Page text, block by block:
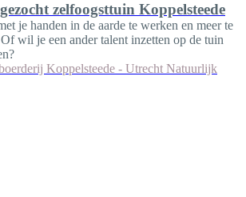
zelfoogsttuin Koppelsteede
je handen in de aarde te werken en meer te
wil je een ander talent inzetten op de tuin
Koppelsteede - Utrecht Natuurlijk